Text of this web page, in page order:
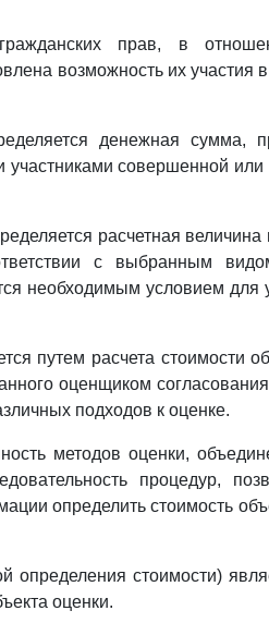
прав, в
возможность их участия
денежная сумма,
участниками совершенной
расчетная величина
с выбранным
необходимым условием для
путем расчета стоимости
оценщиком
подходов к оценке.
методов оценки,
процедур,
определить стоимость
определения стоимости)
оценки.